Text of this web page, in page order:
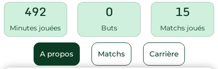
492
Minutes jouées
0
Buts
15
Matchs joués
A propos Matchs Carrière